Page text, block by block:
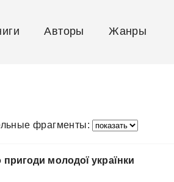
Авторы Жанры
фрагменты:
пригоди молодої українки